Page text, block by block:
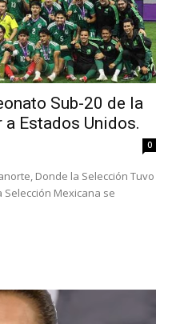
Sub-20 de la
Estados Unidos.
0
Donde la Selección Tuvo
Selección Mexicana se